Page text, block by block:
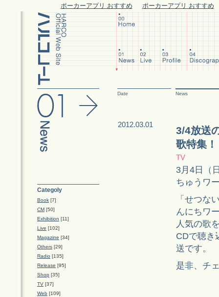
ポーカーアプリ おすすめ ポーカーアプリ おすすめ
Categoly
Book [7]
CM [50]
Exhibition [11]
Live [102]
Magazine [34]
Others [29]
Radio [135]
Release [95]
Shop [35]
TV [37]
Web [109]
Date News
2012.03.01
3/4放送
歌特集！
TV
3月4日（
ちゅうワ
「せつな
んにちワ
人気の歌
CDで聴き
送です。
是非、チ